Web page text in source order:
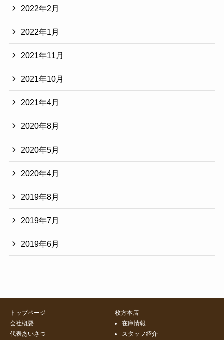
2022年2月
2022年1月
2021年11月
2021年10月
2021年4月
2020年8月
2020年5月
2020年4月
2019年8月
2019年7月
2019年6月
トップページ
会社概要
代表あいさつ
枚方本店
在庫情報
スタッフ紹介